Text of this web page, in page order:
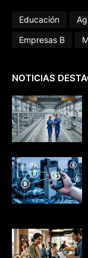
Educación
Empresas B
NOTICIAS